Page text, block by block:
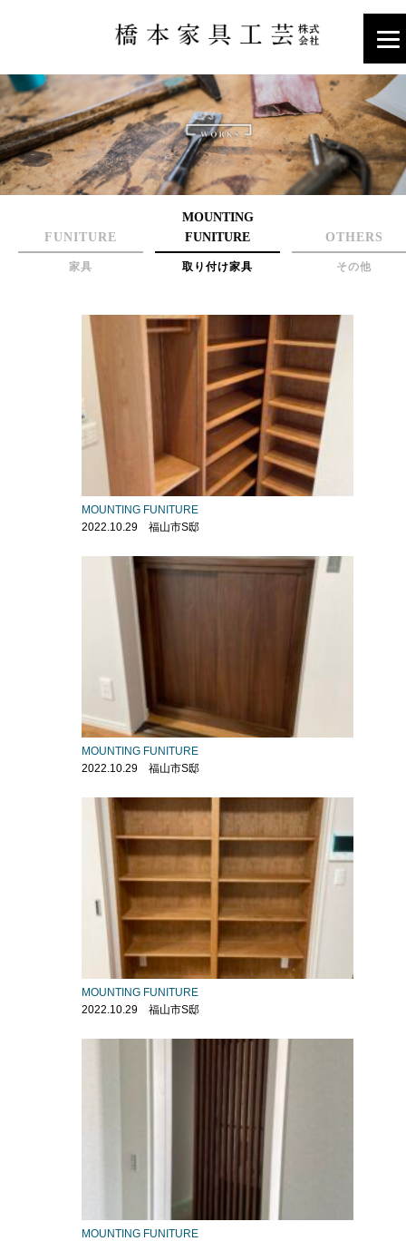
FUNITURE
家具
MOUNTING
FUNITURE
取り付け家具
OTHERS
その他
MOUNTING FUNITURE
2022.10.29 福山市S邸
MOUNTING FUNITURE
2022.10.29 福山市S邸
MOUNTING FUNITURE
2022.10.29 福山市S邸
MOUNTING FUNITURE